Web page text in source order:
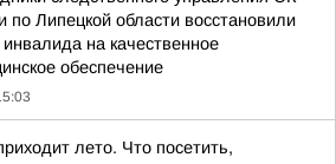
по Липецкой области восстановили
инвалида на качественное
обеспечение
лето. Что посетить,